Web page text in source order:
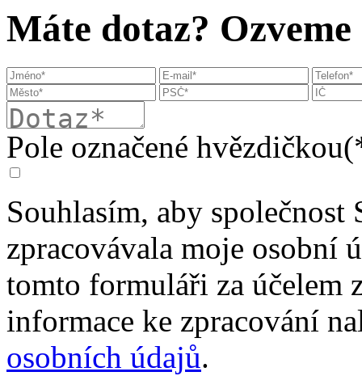
Máte dotaz? Ozveme
Pole označené
Souhlasím, aby společnost
zpracovávala moje osobní
tomto formuláři za účelem
informace ke zpracování
osobních údajů.